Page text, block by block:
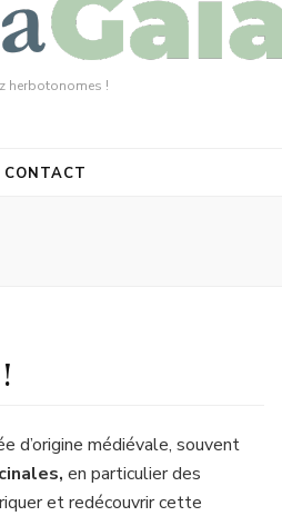
herbotonomes !
CONTACT
d’origine médiévale, souvent
en particulier des
et redécouvrir cette